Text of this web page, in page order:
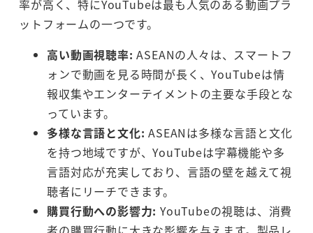
率が高く、特にYouTubeは最も人気のある動画プラ
ットフォームの一つです。
高い動画視聴率: ASEANの人々は、スマートフ
ォンで動画を見る時間が長く、YouTubeは情
報収集やエンターテイメントの主要な手段とな
っています。
多様な言語と文化: ASEANは多様な言語と文化
を持つ地域ですが、YouTubeは字幕機能や多
言語対応が充実しており、言語の壁を越えて視
聴者にリーチできます。
購買行動への影響力: YouTubeの視聴は、消費